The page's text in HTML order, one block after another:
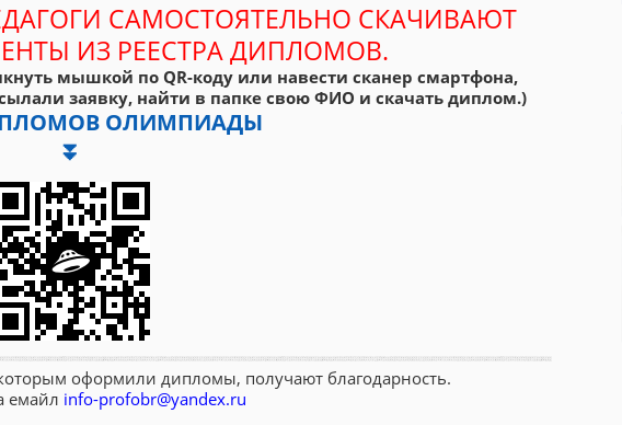
САМОСТОЯТЕЛЬНО СКАЧИВАЮТ
ИЗ РЕЕСТРА ДИПЛОМОВ.
мышкой по QR-коду или навести сканер смартфона,
заявку, найти в папке свою ФИО и скачать диплом.)
ОЛИМПИАДЫ
⏬
оформили дипломы, получают благодарность.
емайл info-profobr@yandex.ru